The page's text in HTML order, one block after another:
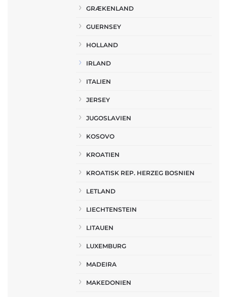
GRÆKENLAND
GUERNSEY
HOLLAND
IRLAND
ITALIEN
JERSEY
JUGOSLAVIEN
KOSOVO
KROATIEN
KROATISK REP. HERZEG BOSNIEN
LETLAND
LIECHTENSTEIN
LITAUEN
LUXEMBURG
MADEIRA
MAKEDONIEN